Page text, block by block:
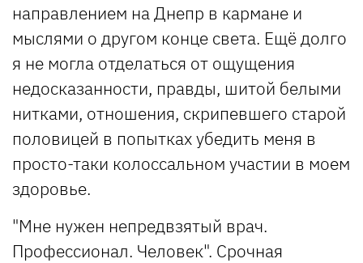
направлением на Днепр в кармане и
мыслями о другом конце света. Ещё долго
я не могла отделаться от ощущения
недосказанности, правды, шитой белыми
нитками, отношения, скрипевшего старой
половицей в попытках убедить меня в
просто-таки колоссальном участии в моем
здоровье.
"Мне нужен непредвзятый врач.
Профессионал. Человек". Срочная